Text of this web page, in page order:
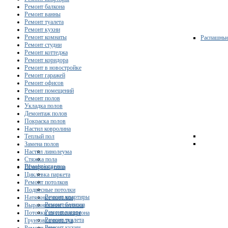
Ремонт/отделка
Ремонт квартиры
Ремонт балкона
Ремонт ванны
Ремонт туалета
Ремонт балкона
Ремонт ванны
Ремонт туалета
Ремонт кухни
Ремонт комнаты
Ремонт студии
Ремонт коттеджа
Ремонт коридора
Ремонт в новостройке
Ремонт гаражей
Ремонт офисов
Ремонт помещений
Ремонт полов
Укладка полов
Демонтаж полов
Покраска полов
Настил ковролина
Теплый пол
Замена полов
Настил линолеума
Стяжка пола
Шлифовка пола
Циклевка паркета
Ремонт потолков
Подвесные потолки
Натяжные потолки
Выравнивание потолка
Потолки из гипсокартона
Грунтовка потолка